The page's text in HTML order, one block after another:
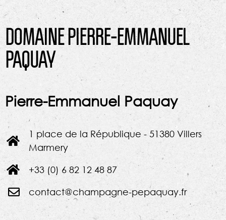
DOMAINE PIERRE-EMMANUEL
PAQUAY
Pierre-Emmanuel Paquay
1 place de la République - 51380 Villers
Marmery
+33 (0) 6 82 12 48 87
contact@champagne-pepaquay.fr